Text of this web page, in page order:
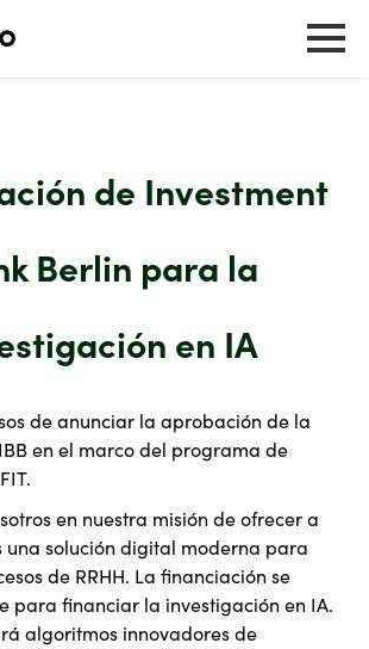
de Investment
Berlin para la
en IA
de anunciar la aprobación de la
en el marco del programa de
en nuestra misión de ofrecer a
una solución digital moderna para
de RRHH. La financiación se
para financiar la investigación en IA.
algoritmos innovadores de